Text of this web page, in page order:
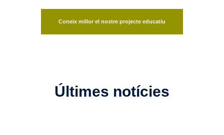
Coneix millor el nostre projecte educatiu
Últimes notícies